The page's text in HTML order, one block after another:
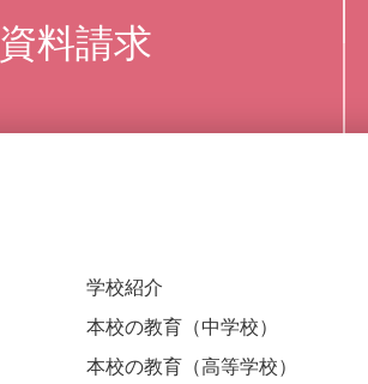
資料請求
学校紹介
本校の教育（中学校）
本校の教育（高等学校）